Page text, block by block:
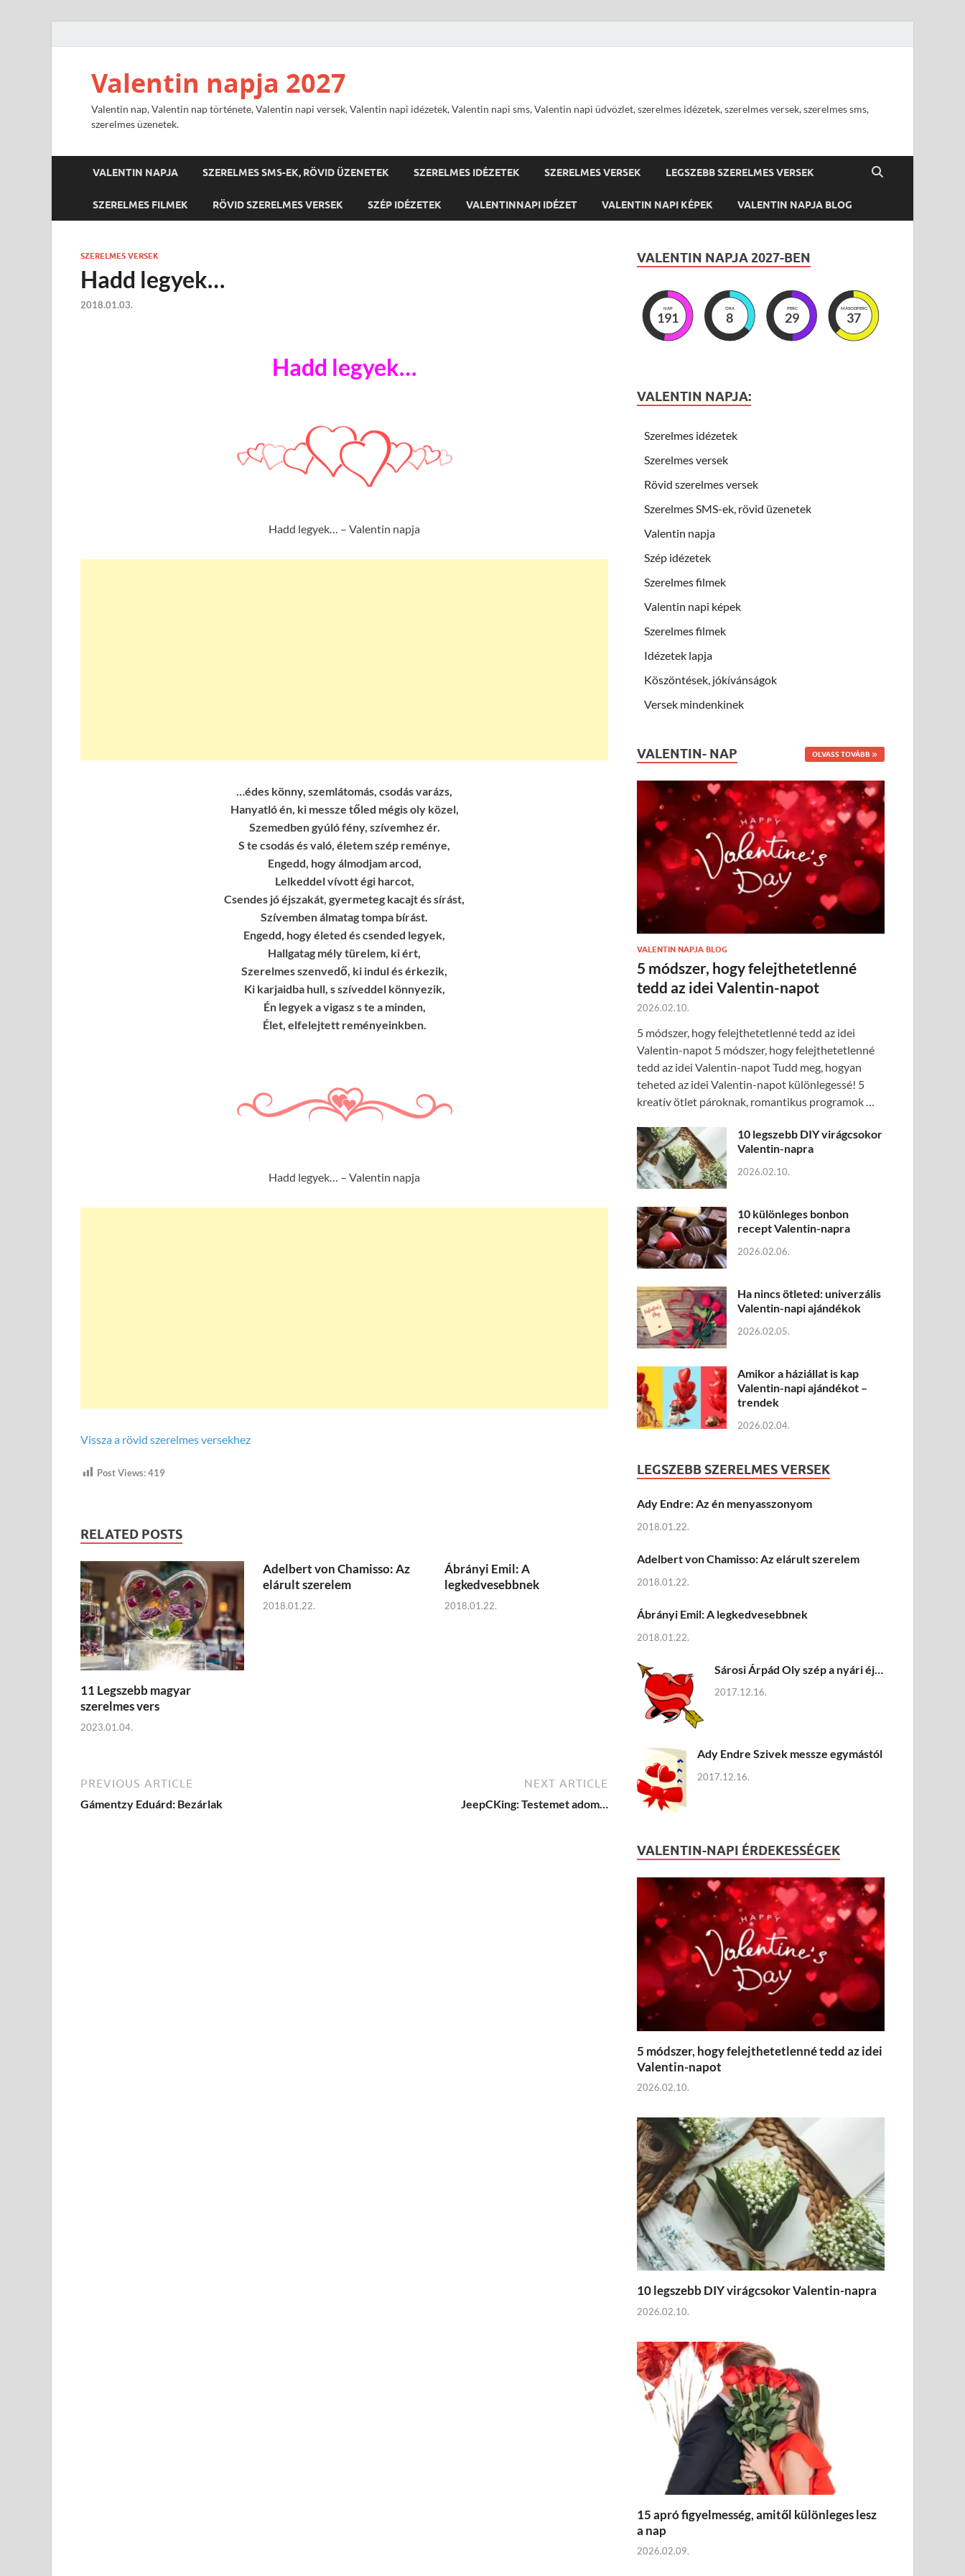
Valentin napja 2027
Valentin nap, Valentin nap története, Valentin napi versek, Valentin napi idézetek, Valentin napi sms, Valentin napi üdvözlet, szerelmes idézetek, szerelmes versek, szerelmes sms,
szerelmes üzenetek.
VALENTIN NAPJA SZERELMES SMS-EK, RÖVID ÜZENETEK SZERELMES IDÉZETEK SZERELMES VERSEK LEGSZEBB SZERELMES VERSEK
SZERELMES FILMEK RÖVID SZERELMES VERSEK SZÉP IDÉZETEK VALENTINNAPI IDÉZET VALENTIN NAPI KÉPEK VALENTIN NAPJA BLOG
SZERELMES VERSEK
Hadd legyek…
2018.01.03.
Hadd legyek…
Hadd legyek… – Valentin napja
…édes könny, szemlátomás, csodás varázs,
Hanyatló én, ki messze tőled mégis oly közel,
Szemedben gyúló fény, szívemhez ér.
S te csodás és való, életem szép reménye,
Engedd, hogy álmodjam arcod,
Lelkeddel vívott égi harcot,
Csendes jó éjszakát, gyermeteg kacajt és sírást,
Szívemben álmatag tompa bírást.
Engedd, hogy életed és csended legyek,
Hallgatag mély türelem, ki ért,
Szerelmes szenvedő, ki indul és érkezik,
Ki karjaidba hull, s szíveddel könnyezik,
Én legyek a vigasz s te a minden,
Élet, elfelejtett reményeinkben.
Hadd legyek… – Valentin napja
Vissza a rövid szerelmes versekhez
Post Views:419
RELATED POSTS
11 Legszebb magyar
szerelmes vers
2023.01.04.
Adelbert von Chamisso: Az
elárult szerelem
2018.01.22.
Ábrányi Emil: A
legkedvesebbnek
2018.01.22.
PREVIOUS ARTICLE
Gámentzy Eduárd: Bezárlak
NEXT ARTICLE
JeepCKing: Testemet adom…
VALENTIN NAPJA 2027-BEN
NAP
191
ÓRA
8
PERC
29
MÁSODPERC
36
VALENTIN NAPJA:
Szerelmes idézetek
Szerelmes versek
Rövid szerelmes versek
Szerelmes SMS-ek, rövid üzenetek
Valentin napja
Szép idézetek
Szerelmes filmek
Valentin napi képek
Szerelmes filmek
Idézetek lapja
Köszöntések, jókívánságok
Versek mindenkinek
VALENTIN- NAP OLVASS TOVÁBB
VALENTIN NAPJA BLOG
5 módszer, hogy felejthetetlenné
tedd az idei Valentin-napot
2026.02.10.
5 módszer, hogy felejthetetlenné tedd az idei
Valentin-napot 5 módszer, hogy felejthetetlenné
tedd az idei Valentin-napot Tudd meg, hogyan
teheted az idei Valentin-napot különlegessé! 5
kreatív ötlet pároknak, romantikus programok …
10 legszebb DIY virágcsokor
Valentin-napra
2026.02.10.
10 különleges bonbon
recept Valentin-napra
2026.02.06.
Ha nincs ötleted: univerzális
Valentin-napi ajándékok
2026.02.05.
Amikor a háziállat is kap
Valentin-napi ajándékot –
trendek
2026.02.04.
LEGSZEBB SZERELMES VERSEK
Ady Endre: Az én menyasszonyom
2018.01.22.
Adelbert von Chamisso: Az elárult szerelem
2018.01.22.
Ábrányi Emil: A legkedvesebbnek
2018.01.22.
Sárosi Árpád Oly szép a nyári éj…
2017.12.16.
Ady Endre Szivek messze egymástól
2017.12.16.
VALENTIN-NAPI ÉRDEKESSÉGEK
5 módszer, hogy felejthetetlenné tedd az idei
Valentin-napot
2026.02.10.
10 legszebb DIY virágcsokor Valentin-napra
2026.02.10.
15 apró figyelmesség, amitől különleges lesz
a nap
2026.02.09.